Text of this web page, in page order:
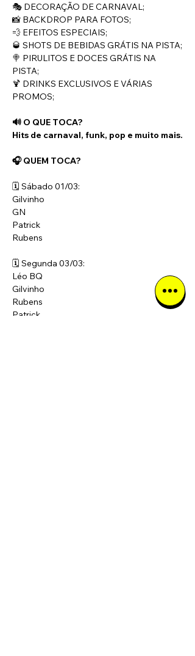
🎭 DECORAÇÃO DE CARNAVAL;
📸 BACKDROP PARA FOTOS;
💨 EFEITOS ESPECIAIS;
🥃 SHOTS DE BEBIDAS GRÁTIS NA PISTA;
🍭 PIRULITOS E DOCES GRÁTIS NA
PISTA;
🍹 DRINKS EXCLUSIVOS E VÁRIAS
PROMOS;
🔊 O QUE TOCA?
Hits de carnaval, funk, pop e muito mais.
🎧 QUEM TOCA?
🗓️ Sábado 01/03:
Gilvinho
GN
Patrick
Rubens
🗓️ Segunda 03/03:
Léo BQ
Gilvinho
Rubens
Patrick